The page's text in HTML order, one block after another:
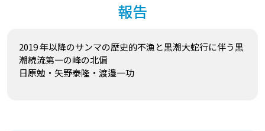
報告
2019 年以降のサンマの歴史的不漁と黒潮大蛇行に伴う黒
潮続流第一の峰の北偏
日原勉・矢野泰隆・渡邉一功